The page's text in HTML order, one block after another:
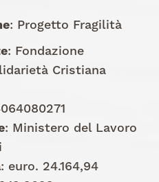
: Progetto Fragilità
: Fondazione
Cristiana
: Ministero del Lavoro
: euro. 24.164,94